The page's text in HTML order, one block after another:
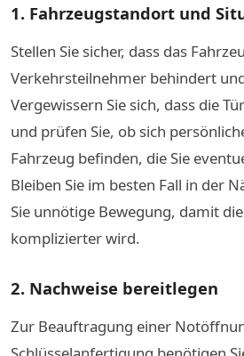
1. Fahrzeugstandort und
Stellen Sie sicher, dass das
Verkehrsteilnehmer behindert
Vergewissern Sie sich, dass die
und prüfen Sie, ob sich
Fahrzeug befinden, die Sie
Bleiben Sie im besten Fall in der
Sie unnötige Bewegung, damit
komplizierter wird.
2. Nachweise bereitlegen
Zur Beauftragung einer